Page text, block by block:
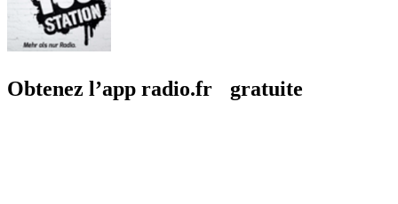
Obtenez l’app radio.fr gratuite